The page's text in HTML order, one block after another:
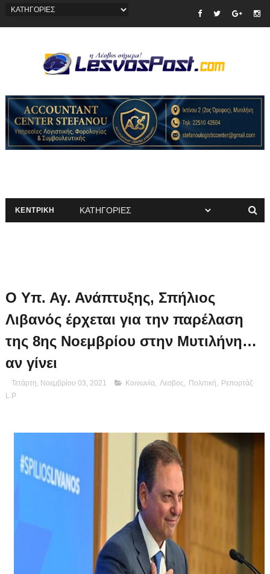
ΚΕΝΤΡΙΚΗ
Ο Υπ. Αγ. Ανάπτυξης, Σπήλιος
Λιβανός έρχεται για την παρέλαση
της 8ης Νοεμβρίου στην Μυτιλήνη…
αν γίνει
Τετάρτη, Νοεμβρίου 03, 2021 Κοινωνία, Λεσβος Πολιτική
Ρεπορτάζ
L.P